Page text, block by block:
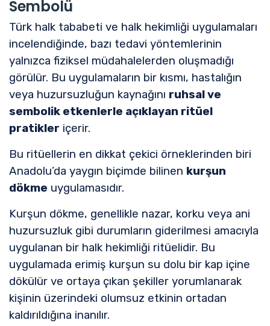
Sembolü
Türk halk tababeti ve halk hekimliği uygulamaları
incelendiğinde, bazı tedavi yöntemlerinin
yalnızca fiziksel müdahalelerden oluşmadığı
görülür. Bu uygulamaların bir kısmı, hastalığın
veya huzursuzluğun kaynağını ruhsal ve
sembolik etkenlerle açıklayan ritüel
pratikler içerir.
Bu ritüellerin en dikkat çekici örneklerinden biri
Anadolu’da yaygın biçimde bilinen kurşun
dökme uygulamasıdır.
Kurşun dökme, genellikle nazar, korku veya ani
huzursuzluk gibi durumların giderilmesi amacıyla
uygulanan bir halk hekimliği ritüelidir. Bu
uygulamada erimiş kurşun su dolu bir kap içine
dökülür ve ortaya çıkan şekiller yorumlanarak
kişinin üzerindeki olumsuz etkinin ortadan
kaldırıldığına inanılır.